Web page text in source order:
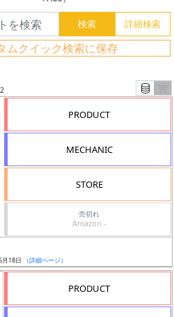
ムクイック検索に保存
PRODUCT
MECHANIC
STORE
売切れ
Amazon -
月18日 （詳細ページ）
PRODUCT